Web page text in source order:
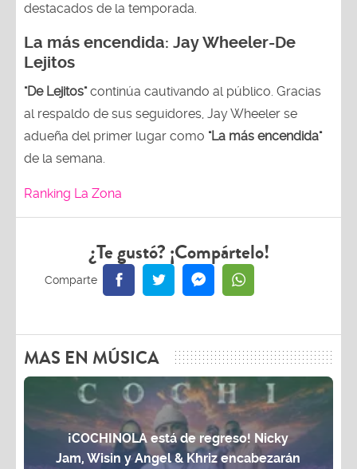
destacados de la temporada.
La más encendida: Jay Wheeler-De
Lejitos
"De Lejitos"continúa cautivando al público. Gracias
al respaldo de sus seguidores, Jay Wheeler se
adueña del primer lugar como "La más encendida"
de la semana.
Ranking La Zona
¿Te gustó? ¡Compártelo!
MAS EN MÚSICA
¡COCHINOLA está de regreso! Nicky
Jam, Wisin y Angel & Khriz encabezarán